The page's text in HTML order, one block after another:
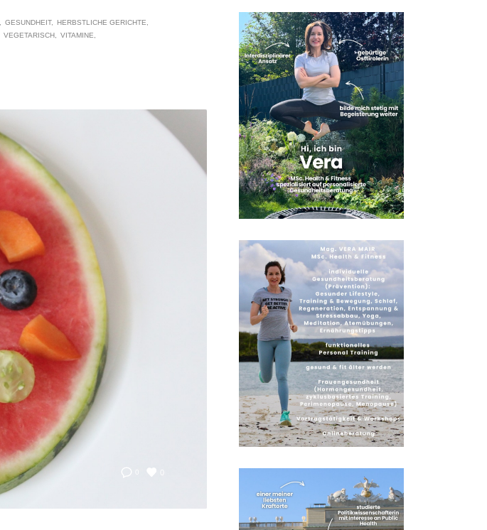
GESUNDHEIT
HERBSTLICHE GERICHTE
VEGETARISCH VITAMINE